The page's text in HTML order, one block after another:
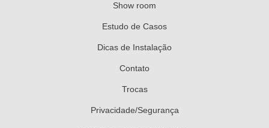
Show room
Estudo de Casos
Dicas de Instalação
Contato
Trocas
Privacidade/Segurança